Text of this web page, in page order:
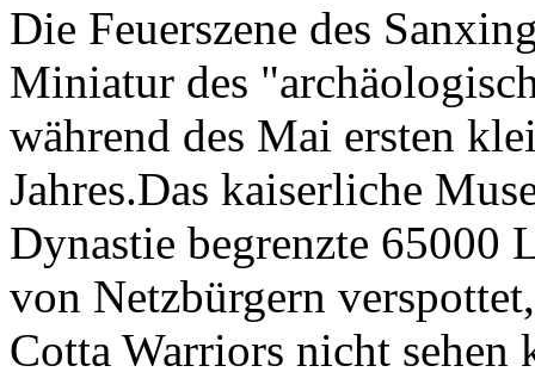
Die Feuerszene des
Miniatur des
während des Mai ersten
Jahres.Das kaiserliche
Dynastie begrenzte 65000
von Netzbürgern
Cotta Warriors nicht sehen